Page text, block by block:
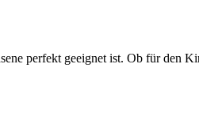
perfekt geeignet ist. Ob für den